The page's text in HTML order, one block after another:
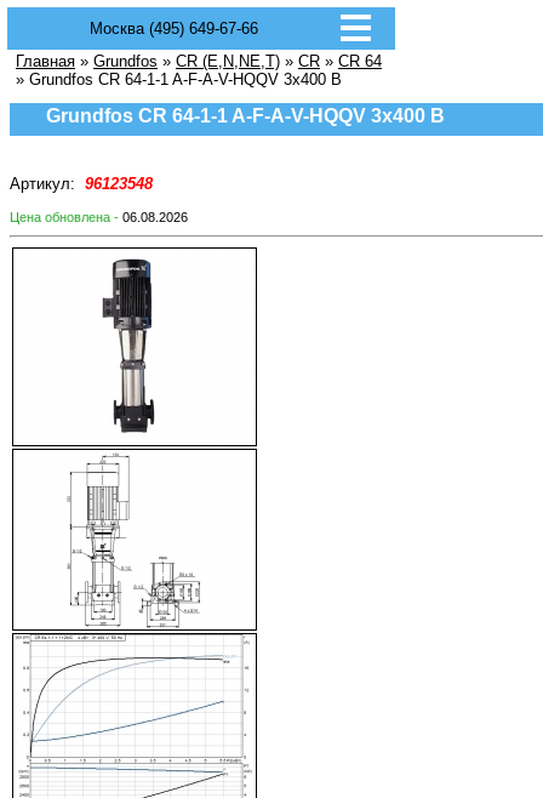
Москва (495) 649-67-66
Главная » Grundfos » CR (E,N,NE,T) » CR » CR 64
» Grundfos CR 64-1-1 A-F-A-V-HQQV 3х400 В
Grundfos CR 64-1-1 A-F-A-V-HQQV 3х400 В
Артикул: 96123548
Цена обновлена - 06.08.2026